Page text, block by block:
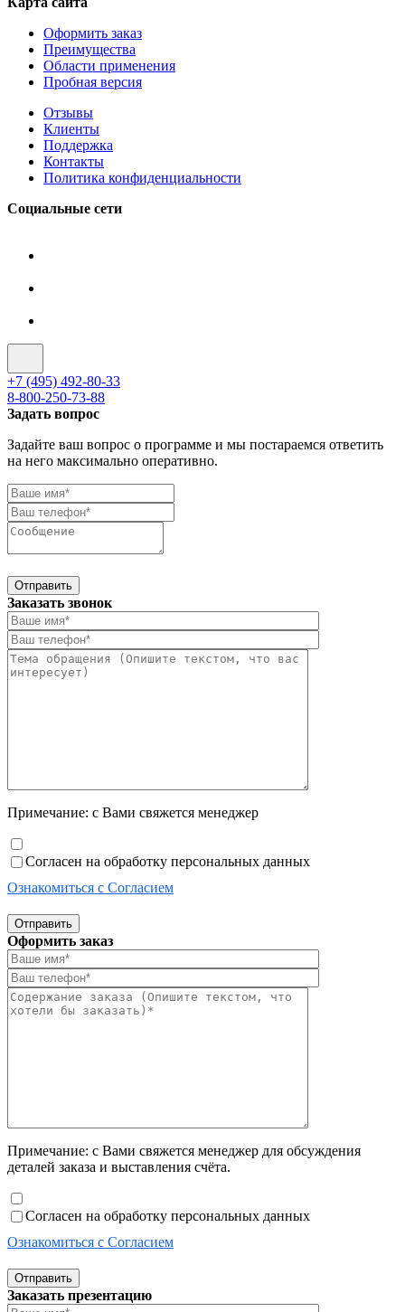
Оформить заказ
Преимущества
Области применения
Пробная версия
Отзывы
Клиенты
Поддержка
Контакты
Политика конфиденциальности
Социальные сети
+7 (495) 492-80-33
8-800-250-73-88
Задать вопрос
Задайте ваш вопрос о программе и мы постараемся ответить
на него максимально оперативно.
Отправить
Заказать звонок
Примечание: с Вами свяжется менеджер
Согласен на обработку персональных данных
Ознакомиться с Согласием
Отправить
Оформить заказ
Примечание: с Вами свяжется менеджер для обсуждения
деталей заказа и выставления счёта.
Согласен на обработку персональных данных
Ознакомиться с Согласием
Отправить
Заказать презентацию